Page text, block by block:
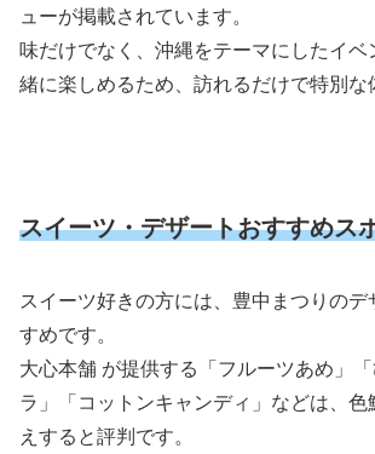
ューが掲載されています。
味だけでなく、沖縄をテーマにしたイベ
緒に楽しめるため、訪れるだけで特別な
スイーツ・デザートおすすめス
スイーツ好きの方には、豊中まつりのデ
すめです。
大心本舗 が提供する「フルーツあめ」
ラ」「コットンキャンディ」などは、色
えすると評判です。